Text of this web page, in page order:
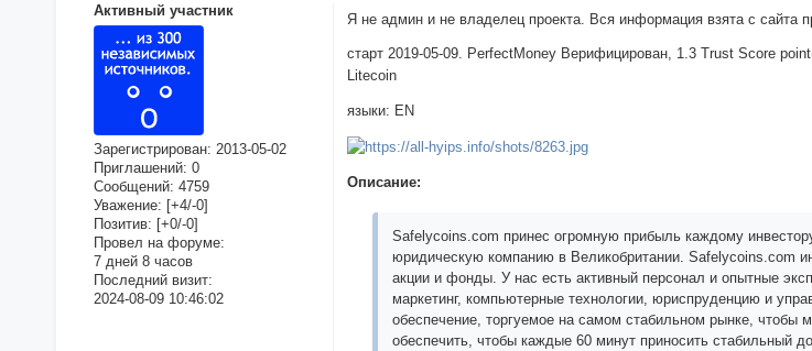
Активный участник
Зарегистрирован: 2013-05-02
Приглашений: 0
Сообщений: 4759
Уважение: [+4/-0]
Позитив: [+0/-0]
Провел на форуме:
7 дней 8 часов
Последний визит:
2024-08-09 10:46:02
Я не админ и не владелец проекта. Вся информация взята с сайта
старт 2019-05-09. PerfectMoney Верифицирован, 1.3 Trust Score
Litecoin
языки: EN
Описание:
Safelycoins.com принес огромную прибыль каждому
юридическую компанию в Великобритании. Safelycoins.com
акции и фонды. У нас есть активный персонал и опытные
маркетинг, компьютерные технологии, юриспруденцию и
обеспечение, торгуемое на самом стабильном рынке, чтобы
обеспечить, чтобы каждые 60 минут приносить стабильный